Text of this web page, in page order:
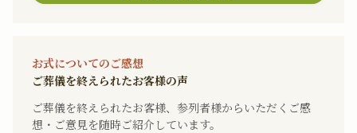
お式についてのご感想
ご葬儀を終えられたお客様の声
ご葬儀を終えられたお客様、参列者様からいただくご感
想・ご意見を随時ご紹介しています。